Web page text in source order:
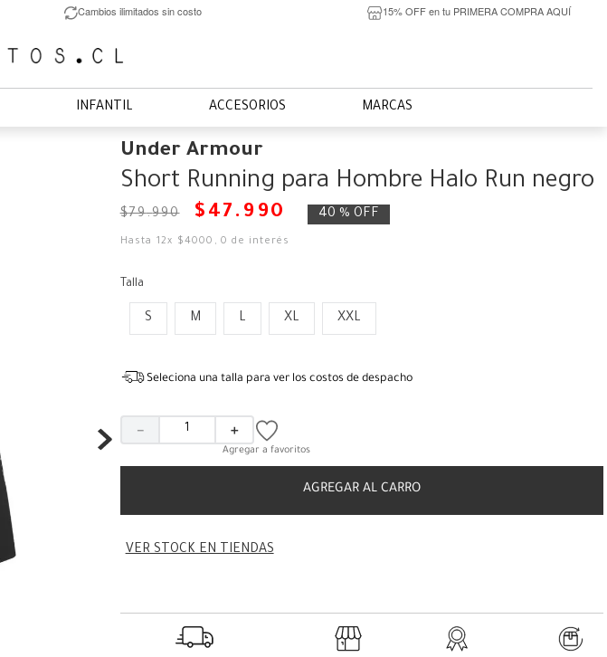
Cambios ilimitados sin costo 15% OFF en tu PRIMERA COMPRA AQUÍ
INFANTIL ACCESORIOS MARCAS
Under Armour
Short Running para Hombre Halo Run negro
$79.990 $ 47 . 990 40 % OFF
Hasta 12x $4000 ,0 de interés
Talla
S M L XL XXL
Seleciona una talla para ver los costos de despacho
＋
－
AGREGAR AL CARRO
VER STOCK EN TIENDAS